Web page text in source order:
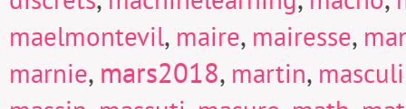
maelmontevil, maire, mairesse,
marnie, mars2018, martin,